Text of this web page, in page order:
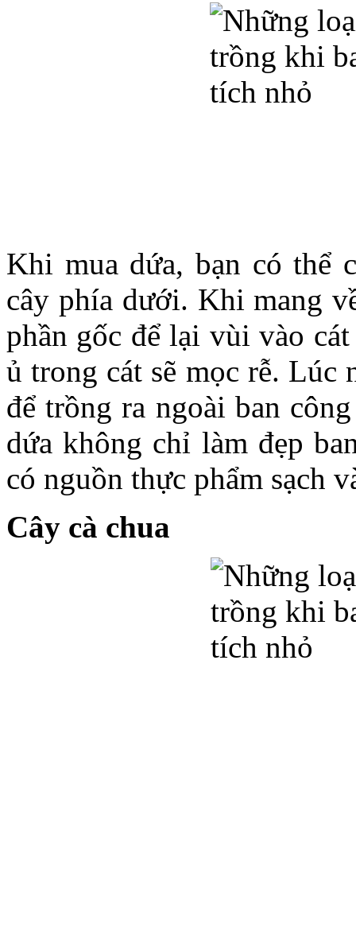
Khi mua dứa, bạn có thể
cây phía dưới. Khi mang
phần gốc để lại vùi vào
ủ trong cát sẽ mọc rễ. Lúc
để trồng ra ngoài ban
dứa không chỉ làm đẹp
có nguồn thực phẩm sạch
Cây cà chua